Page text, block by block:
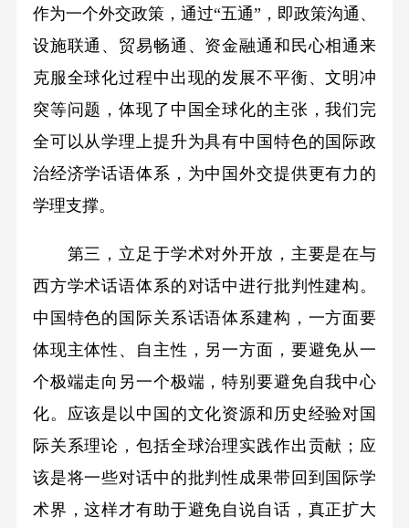
作为一个外交政策，通过“五通”，即政策沟通、
设施联通、贸易畅通、资金融通和民心相通来
克服全球化过程中出现的发展不平衡、文明冲
突等问题，体现了中国全球化的主张，我们完
全可以从学理上提升为具有中国特色的国际政
治经济学话语体系，为中国外交提供更有力的
学理支撑。
第三，立足于学术对外开放，主要是在与
西方学术话语体系的对话中进行批判性建构。
中国特色的国际关系话语体系建构，一方面要
体现主体性、自主性，另一方面，要避免从一
个极端走向另一个极端，特别要避免自我中心
化。应该是以中国的文化资源和历史经验对国
际关系理论，包括全球治理实践作出贡献；应
该是将一些对话中的批判性成果带回到国际学
术界，这样才有助于避免自说自话，真正扩大